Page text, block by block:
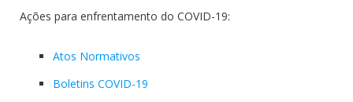
Ações para enfrentamento do COVID-19:
Atos Normativos
Boletins COVID-19